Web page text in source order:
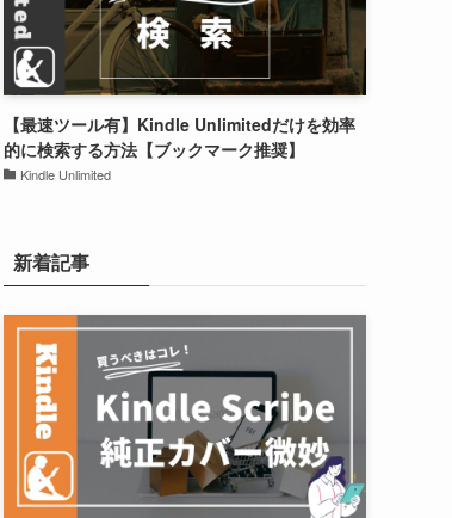
【最速ツール有】Kindle Unlimitedだけを効率
的に検索する方法【ブックマーク推奨】
Kindle Unlimited
新着記事